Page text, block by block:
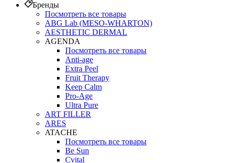
Бренды
Посмотреть все товары
ABG Lab (MESO-WHARTON)
AESTHETIC DERMAL
AGENDA
Посмотреть все товары
Anti-age
Extra Peel
Fruit Therapy
Keep Calm
Pro‑Age
Ultra Pure
ART FILLER
ARES
ATACHE
Посмотреть все товары
Be Sun
Cvital